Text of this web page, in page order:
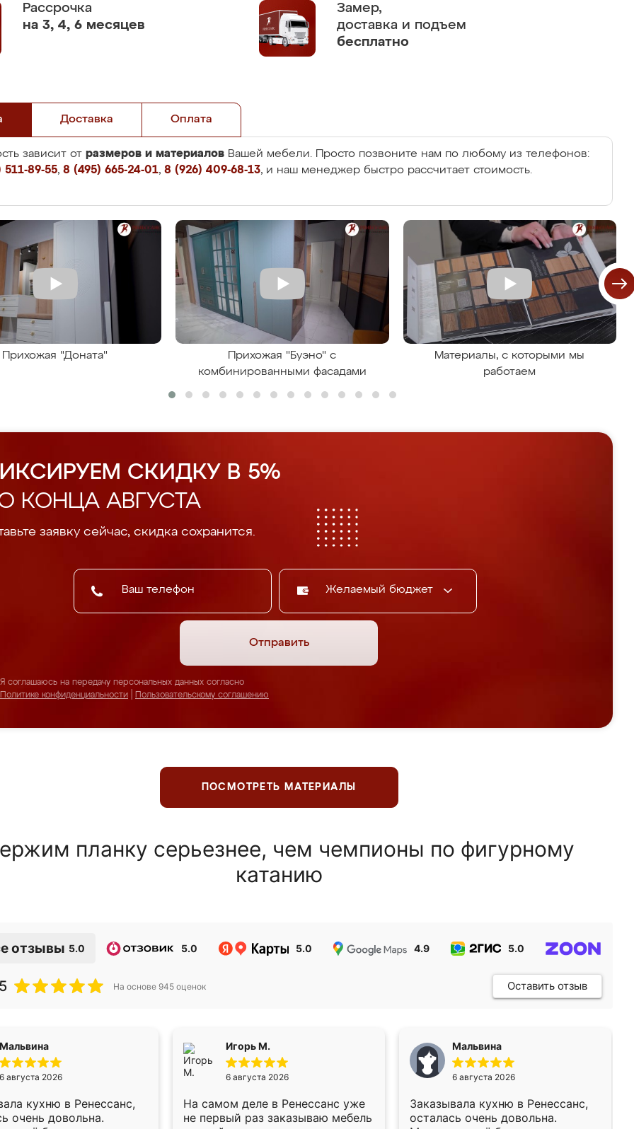
Рассрочка
на 3, 4, 6 месяцев
Замер,
доставка и подъем
бесплатно
Доставка Оплата
зависит от размеров и материалов Вашей мебели. Просто позвоните нам по любому из телефонов:
89-55, 8 (495) 665-24-01, 8 (926) 409-68-13, и наш менеджер быстро рассчитает стоимость.
Прихожая "Доната"
Прихожая "Буэно" с
комбинированными фасадами
Материалы, с которыми мы
работаем
СКИДКУ В 5%
КОНЦА АВГУСТА
заявку сейчас, скидка сохранится.
Желаемый бюджет
Отправить
Я соглашаюсь на передачу персональных данных согласно
Политике конфиденциальности
Пользовательскому соглашению
ПОСМОТРЕТЬ МАТЕРИАЛЫ
планку серьезнее, чем чемпионы по фигурному
катанию
отзывы 5.0 5.0 5.0 4.9 5.0
На основе 945 оценок Оставить отзыв
Мальвина
6 августа 2026
кухню в Ренессанс,
очень довольна.
Игорь М.
6 августа 2026
На самом деле в Ренессанс уже
не первый раз заказываю мебель
Мальвина
6 августа 2026
Заказывала кухню в Ренессанс,
осталась очень довольна.